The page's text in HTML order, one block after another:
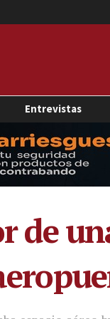
Entrevistas
de